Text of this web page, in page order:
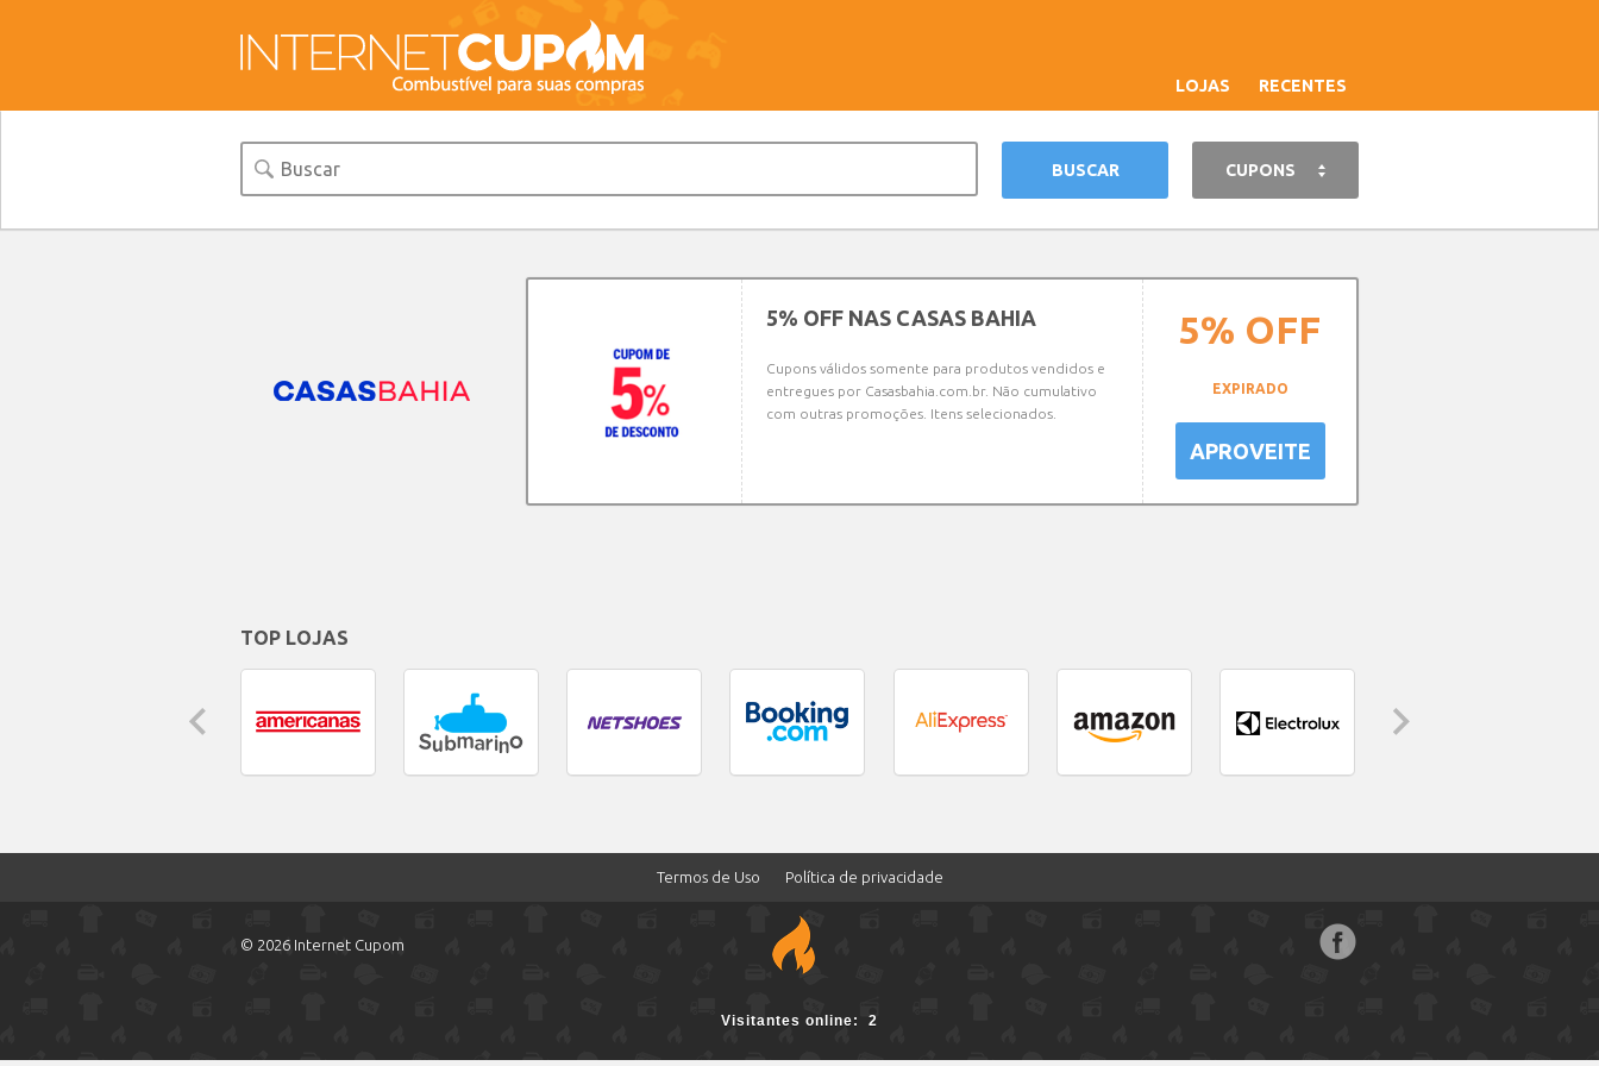
LOJAS RECENTES
CUPONS
5% OFF NAS CASAS BAHIA
Cupons válidos somente para produtos vendidos e
entregues por Casasbahia.com.br. Não cumulativo
com outras promoções. Itens selecionados.
5% OFF
EXPIRADO
APROVEITE
TOP LOJAS
Termos de Uso Política de privacidade
© 2026 Internet Cupom
2